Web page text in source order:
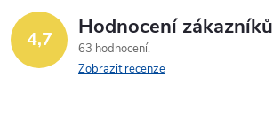
4,7 Hodnocení zákazníků
63 hodnocení
Zobrazit recenze